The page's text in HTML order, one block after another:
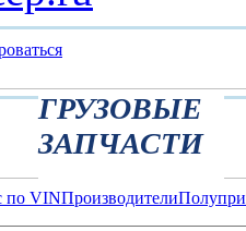
ГРУЗОВЫЕ
ЗАПЧАСТИ
по VINПроизводители